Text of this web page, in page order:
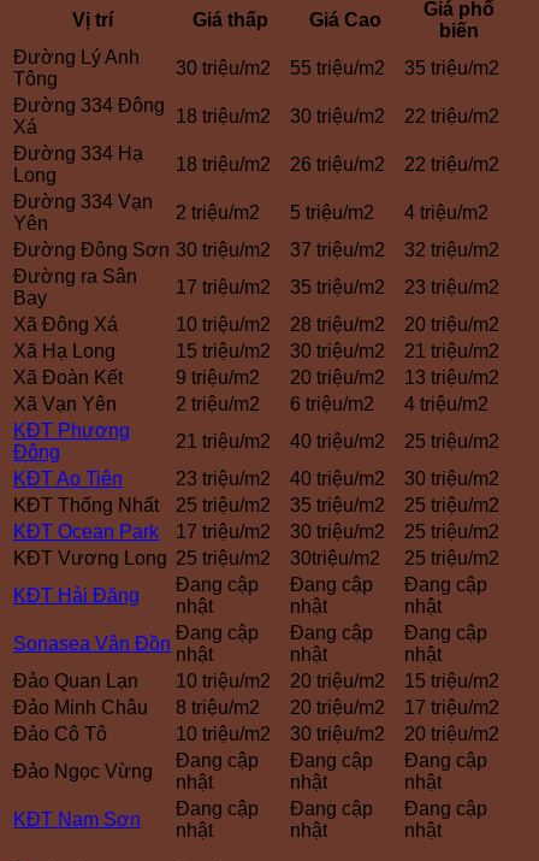
Vị trí Giá thấp Giá Cao
Giá phổ
biến
Đường Lý Anh
Tông
30 triệu/m2 55 triệu/m2
35 triệu/m2
Đường 334 Đông
Xá
18 triệu/m2 30 triệu/m2
22 triệu/m2
Đường 334 Hạ
Long
18 triệu/m2 26 triệu/m2
22 triệu/m2
Đường 334 Vạn
Yên
2 triệu/m2 5 triệu/m2
4 triệu/m2
Đường Đông Sơn 30 triệu/m2 37 triệu/m2
32 triệu/m2
Đường ra Sân
Bay
17 triệu/m2 35 triệu/m2
23 triệu/m2
Xã Đông Xá
10 triệu/m2 28 triệu/m2
20 triệu/m2
Xã Hạ Long
15 triệu/m2 30 triệu/m2
21 triệu/m2
Xã Đoàn Kết
9 triệu/m2 20 triệu/m2
13 triệu/m2
Xã Vạn Yên
2 triệu/m2 6 triệu/m2
4 triệu/m2
KĐT Phương
Đông
21 triệu/m2 40 triệu/m2
25 triệu/m2
KĐT Ao Tiên
23 triệu/m2 40 triệu/m2
30 triệu/m2
KĐT Thống Nhất
25 triệu/m2 35 triệu/m2
25 triệu/m2
KĐT Ocean Park
17 triệu/m2 30 triệu/m2
25 triệu/m2
KĐT Vương Long 25 triệu/m2 30triệu/m2
25 triệu/m2
KĐT Hải Đăng
Đang cập
nhật
Đang cập
nhật
Đang cập
nhật
Sonasea Vân Đồn
Đang cập
nhật
Đang cập
nhật
Đang cập
nhật
Đảo Quan Lạn
10 triệu/m2 20 triệu/m2
15 triệu/m2
Đảo Minh Châu
8 triệu/m2 20 triệu/m2
17 triệu/m2
Đảo Cô Tô
10 triệu/m2 30 triệu/m2
20 triệu/m2
Đảo Ngọc Vừng
Đang cập
nhật
Đang cập
nhật
Đang cập
nhật
KĐT Nam Sơn
Đang cập
nhật
Đang cập
nhật
Đang cập
nhật